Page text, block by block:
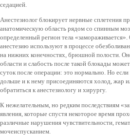
седацией.
Анестезиолог блокирует нервные сплетения
анатомическую область рядом со спинным
определенный регион тела
анестезию используют в процессе
на нижних конечностях, брюшной полости.
области и слабость после такой блокады
суток после операции: это нормально. Но если
дольше и к нему присоединяются холод, жар
обратиться к анестезиологу и хирургу.
К нежелательным, но редким последствиям
явления, которые спустя некоторое время
различные нарушения чувствительности,
мочеиспусканием.